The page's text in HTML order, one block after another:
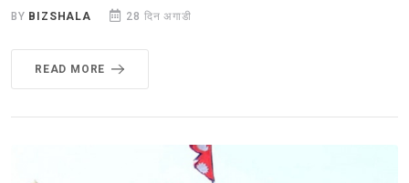
BY BIZSHALA 28 दिन अगाडी
READ MORE